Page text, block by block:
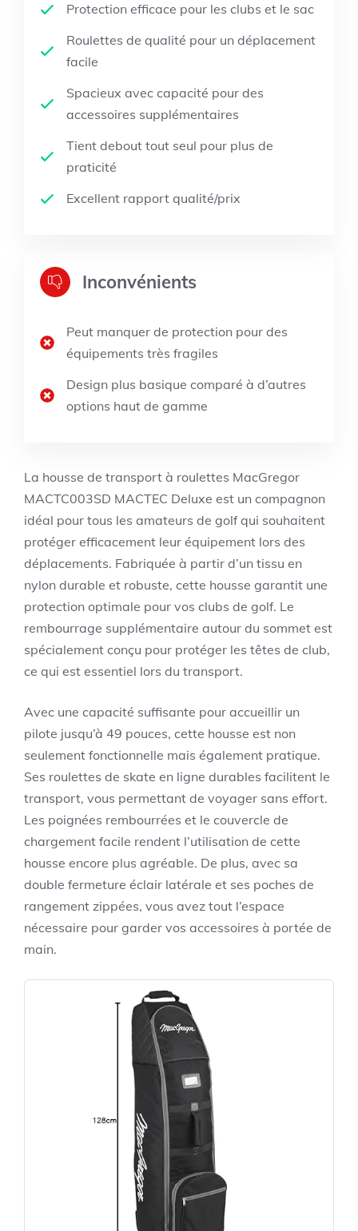
Protection efficace pour les clubs et le sac
Roulettes de qualité pour un déplacement
facile
Spacieux avec capacité pour des
accessoires supplémentaires
Tient debout tout seul pour plus de
praticité
Excellent rapport qualité/prix
Inconvénients
Peut manquer de protection pour des
équipements très fragiles
Design plus basique comparé à d’autres
options haut de gamme
La housse de transport à roulettes MacGregor
MACTC003SD MACTEC Deluxe est un compagnon
idéal pour tous les amateurs de golf qui souhaitent
protéger efficacement leur équipement lors des
déplacements. Fabriquée à partir d’un tissu en
nylon durable et robuste, cette housse garantit une
protection optimale pour vos clubs de golf. Le
rembourrage supplémentaire autour du sommet est
spécialement conçu pour protéger les têtes de club,
ce qui est essentiel lors du transport.
Avec une capacité suffisante pour accueillir un
pilote jusqu’à 49 pouces, cette housse est non
seulement fonctionnelle mais également pratique.
Ses roulettes de skate en ligne durables facilitent le
transport, vous permettant de voyager sans effort.
Les poignées rembourrées et le couvercle de
chargement facile rendent l’utilisation de cette
housse encore plus agréable. De plus, avec sa
double fermeture éclair latérale et ses poches de
rangement zippées, vous avez tout l’espace
nécessaire pour garder vos accessoires à portée de
main.